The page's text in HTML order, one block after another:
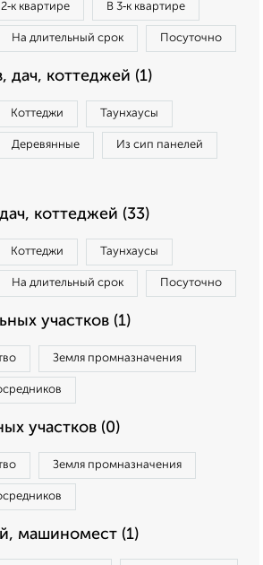
2‑к квартире В 3‑к квартире
На длительный срок Посуточно
дач, коттеджей (1)
Коттеджи Таунхаусы
Деревянные Из сип панелей
коттеджей (33)
Коттеджи Таунхаусы
На длительный срок Посуточно
участков (1)
Земля промназначения
участков (0)
Земля промназначения
машиномест (1)